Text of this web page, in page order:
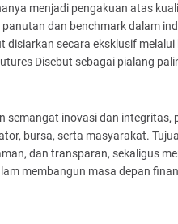
menjadi pengakuan atas
dan benchmark dalam
secara eksklusif melalui
Disebut sebagai pialang
semangat inovasi dan integritas,
bursa, serta masyarakat.
dan transparan, sekaligus
membangun masa depan